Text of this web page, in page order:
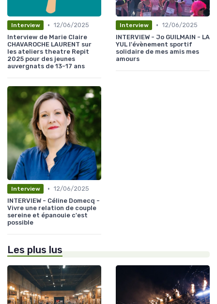
Interview • 12/06/2025
Interview de Marie Claire
CHAVAROCHE LAURENT sur
les ateliers theatre Repit
2025 pour des jeunes
auvergnats de 13-17 ans
Interview • 12/06/2025
INTERVIEW - Jo GUILMAIN - LA
YUL l'évènement sportif
solidaire de mes amis mes
amours
Interview • 12/06/2025
INTERVIEW - Céline Domecq -
Vivre une relation de couple
sereine et épanouie c'est
possible
Les plus lus